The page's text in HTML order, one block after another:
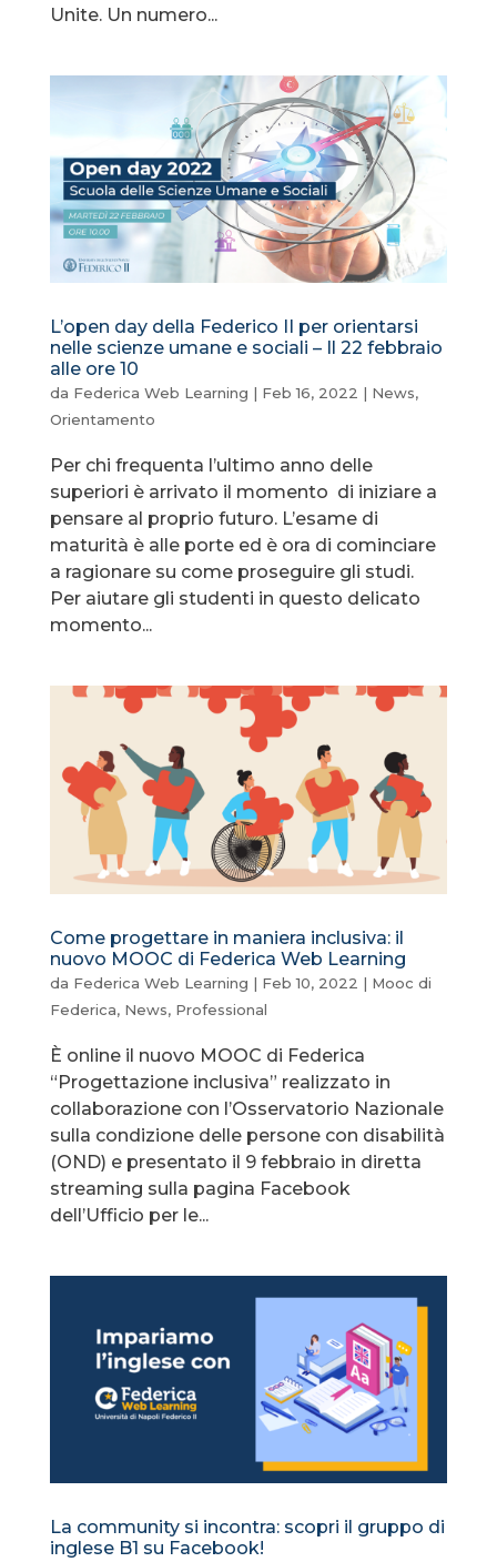
Unite. Un numero...
L’open day della Federico II per orientarsi
nelle scienze umane e sociali – Il 22 febbraio
alle ore 10
da Federica Web Learning | Feb 16, 2022 | News,
Orientamento
Per chi frequenta l’ultimo anno delle
superiori è arrivato il momento di iniziare a
pensare al proprio futuro. L’esame di
maturità è alle porte ed è ora di cominciare
a ragionare su come proseguire gli studi.
Per aiutare gli studenti in questo delicato
momento...
Come progettare in maniera inclusiva: il
nuovo MOOC di Federica Web Learning
da Federica Web Learning | Feb 10, 2022 | Mooc di
Federica, News, Professional
È online il nuovo MOOC di Federica
“Progettazione inclusiva” realizzato in
collaborazione con l’Osservatorio Nazionale
sulla condizione delle persone con disabilità
(OND) e presentato il 9 febbraio in diretta
streaming sulla pagina Facebook
dell’Ufficio per le...
La community si incontra: scopri il gruppo di
inglese B1 su Facebook!